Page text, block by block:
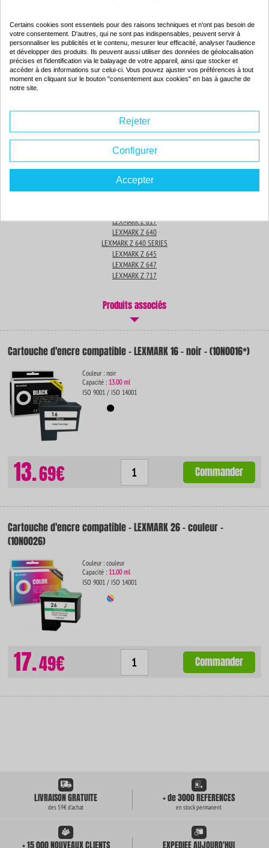
LEXMARK Z 514
LEXMARK Z 515
LEXMARK Z 516
LEXMARK Z 517
LEXMARK Z 52O
LEXMARK Z 600 SERIES
LEXMARK Z 603
LEXMARK Z 604
LEXMARK Z 605
LEXMARK Z 610
LEXMARK Z 610 SERIES
LEXMARK Z 611
LEXMARK Z 612
LEXMARK Z 613
LEXMARK Z 617
LEXMARK Z 640
LEXMARK Z 640 SERIES
LEXMARK Z 645
LEXMARK Z 647
LEXMARK Z 717
Produits associés
Cartouche d'encre compatible - LEXMARK 16 - noir - (10N0016*)
Couleur : noir
Capacité : 13.00 ml
ISO 9001 / ISO 14001
13.69€ Commander
Cartouche d'encre compatible - LEXMARK 26 - couleur -
(10N0026)
Couleur : couleur
Capacité : 11.00 ml
ISO 9001 / ISO 14001
17.49€ Commander
LIVRAISON GRATUITE
des 59€ d'achat
+ de 3000 REFERENCES
en stock permanent
+ 15 000 NOUVEAUX CLIENTS EXPEDIEE AUJOURD'HUI
Certains cookies sont essentiels pour des raisons techniques et n'ont pas besoin de
votre consentement. D'autres, qui ne sont pas indispensables, peuvent servir à
personnaliser les publicités et le contenu, mesurer leur efficacité, analyser l'audience
et développer des produits. Ils peuvent aussi utiliser des données de géolocalisation
précises et l'identification via le balayage de votre appareil, ainsi que stocker et
accéder à des informations sur celui-ci. Vous pouvez ajuster vos préférences à tout
moment en cliquant sur le bouton "consentement aux cookies" en bas à gauche de
notre site.
Rejeter
Configurer
Accepter